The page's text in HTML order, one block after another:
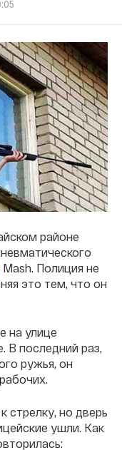
районе
Mash. Полиция не
это тем, что он
на улице
В последний раз,
ружья, он
стрелку, но дверь
ушли. Как